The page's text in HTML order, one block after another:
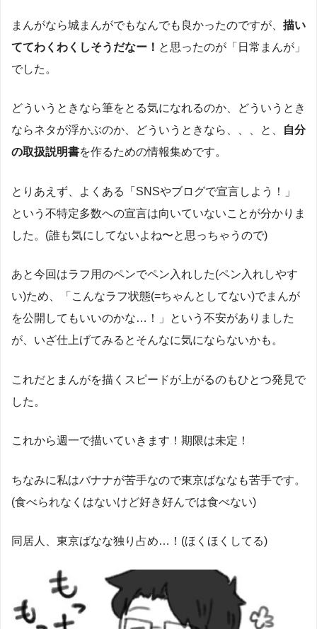
まんがなら城まんがでもなんでも良かったのですが、 描い
ててわくわくしそうだなー！ と思ったのが「日常まんが」
でした。
どういうときなら筆をとる気になれるのか、どういうとき
ならネタが浮かぶのか、どういうときなら、、、と、
自分
の取扱説明書を作るための情報集めです。
とりあえず、よくある「SNSやブログで宣言しよう！」
という不特定多数への宣言は向いていないことが分かりま
した。(誰も気にしてないよね〜と思っちゃうので)
あと今回はラフ用のペンでペン入れした(ペン入れしやす
い)ため、「こんなラフ状態(=ちゃんとしてない)でまんが
を公開してもいいのかな…！」という不安がありました
が、いざ仕上げてみるとそんなに気にならないかも。
これだとまんがを描くスピードが上がるのもひとつ発見で
した。
これから週一で描いていきます！期限は未定！
ちなみに私はバナナが苦手なので東京ばななも苦手です。
(食べられなくはないけど好き好んでは食べない)
同居人、東京ばなな独り占め…！(ほくほくしてる)